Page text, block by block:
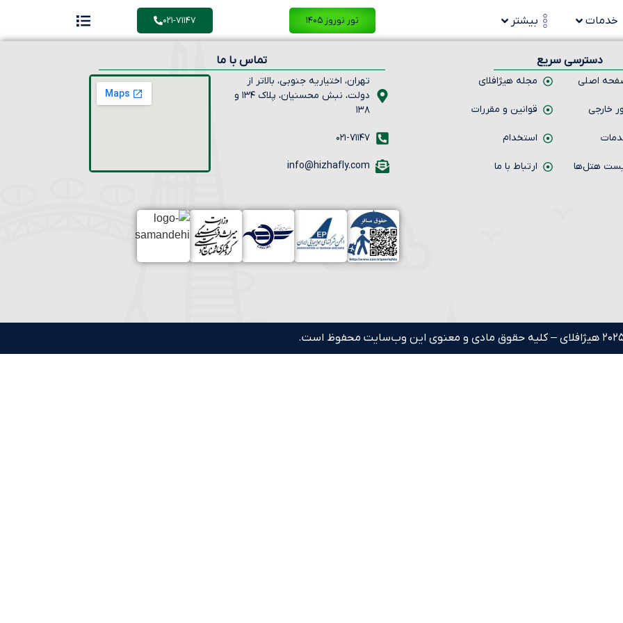
خدمات بیشتر تور نوروز ۱۴۰۵ ۰۲۱-۷۱۱۴۷
دسترسی سریع
اصلی
خارجی
هتل‌ها
مجله هیژافلای
قوانین و مقررات
استخدام
ارتباط با ما
تماس با ما
تهران، اختیاریه جنوبی، بالاتر از
دولت، نبش محسنیان، پلاک ۱۳۴ و
۱۳۸
۰۲۱-۷۱۱۴۷
info@hizhafly.com